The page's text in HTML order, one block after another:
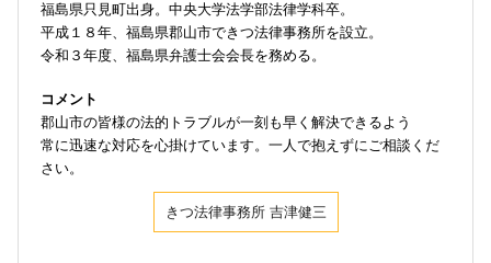
福島県只見町出身。中央大学法学部法律学科卒。
平成１８年、福島県郡山市できつ法律事務所を設立。
令和３年度、福島県弁護士会会長を務める。
コメント
郡山市の皆様の法的トラブルが一刻も早く解決できるよう
常に迅速な対応を心掛けています。一人で抱えずにご相談くだ
さい。
きつ法律事務所 吉津健三